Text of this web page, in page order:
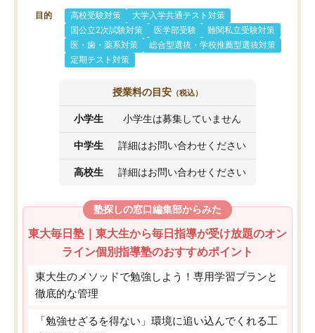
目的 高校受験対策
大学入学共通テスト対策
国公立2次試験対策
医学部受験
難関私立受験対策
医・歯・薬系対策
総合型選抜・学校推薦型選抜対策
定期テスト対策
授業料の目安 （税込）
小学生 小学生は募集していません
中学生 詳細はお問い合わせください
高校生 詳細はお問い合わせください
塾探しの窓口編集部からみた
東大毎日塾｜東大生から毎日指導が受け放題のオン
ライン個別指導塾のおすすめポイント
東大生のメソッドで勉強しよう！専用学習プランと
徹底的な管理
「勉強せざるを得ない」環境に追い込んでくれる工